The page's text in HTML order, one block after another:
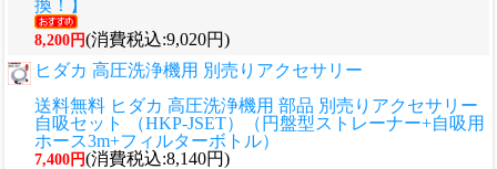
換！】
8,200円(消費税込:9,020円)
ヒダカ 高圧洗浄機用 別売りアクセサリー
送料無料 ヒダカ 高圧洗浄機用 部品 別売りアクセサリー
自吸セット （HKP-JSET）（円盤型ストレーナー+自吸用
ホース3m+フィルターボトル）
7,400円(消費税込:8,140円)